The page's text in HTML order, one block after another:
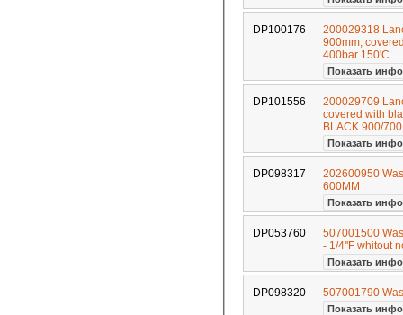
DP100176
200029318
900mm,
400bar 150'C
Показать
DP101556
200029709
covered with
BLACK 900/
Показать
DP098317
202600950
600MM
Показать
DP053760
507001500
- 1/4''F whitout
Показать
DP098320 507001790
Показать